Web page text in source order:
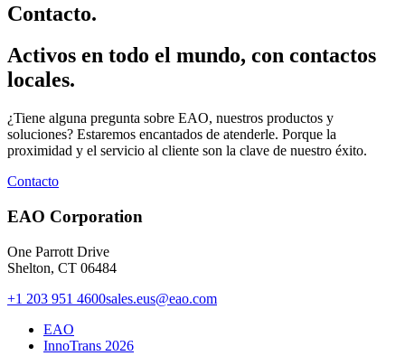
Contacto.
Activos en todo el mundo, con contactos
locales.
¿Tiene alguna pregunta sobre EAO, nuestros productos y
soluciones? Estaremos encantados de atenderle. Porque la
proximidad y el servicio al cliente son la clave de nuestro éxito.
Contacto
EAO Corporation
One Parrott Drive
Shelton, CT 06484
+1 203 951 4600sales.eus@eao.com
EAO
InnoTrans 2026